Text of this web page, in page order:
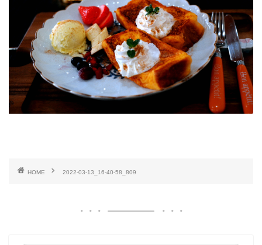
HOME 2022-03-13_16-40-58_809